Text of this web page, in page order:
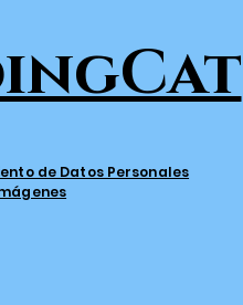
de Datos Personales